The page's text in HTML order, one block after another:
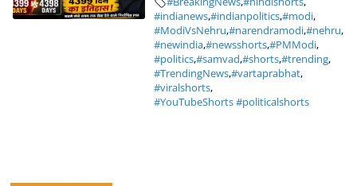
#indianews,#indianpolitics,#modi,
#ModiVsNehru,#narendramodi,#nehru,
#newindia,#newsshorts,#PMModi,
#politics,#samvad,#shorts,#trending,
#TrendingNews,#vartaprabhat,
#viralshorts,
#YouTubeShorts #politicalshorts